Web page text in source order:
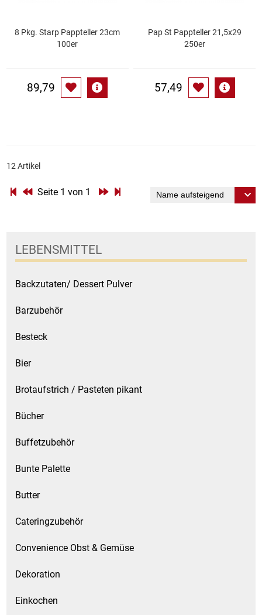
Porzellan
Reinigungshilfsmittel
Sauergemüse
Service
Sirupe
Speck / Rohschinken
Spezialreiniger
LEBENSMITTEL
Backzutaten/ Dessert Pulver
Barzubehör
Besteck
Bier
Brotaufstrich / Pasteten pikant
Bücher
Buffetzubehör
Bunte Palette
Butter
Cateringzubehör
Convenience Obst & Gemüse
Dekoration
Einkochen
8 Pkg. Starp Pappteller 23cm
100er
89,79
Pap St Pappteller 21,5x29
250er
57,49
12 Artikel
Seite 1 von 1